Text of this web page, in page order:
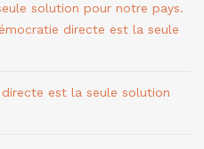
solution pour notre pays.
directe est la seule
est la seule solution